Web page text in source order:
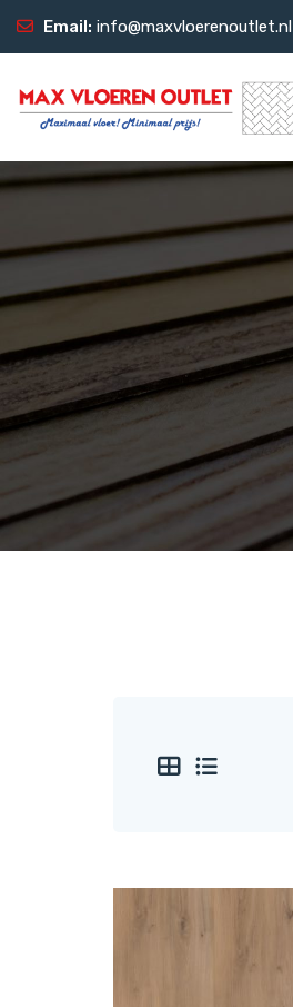
Email: info@maxvloerenoutlet.nl